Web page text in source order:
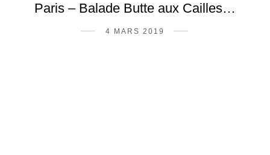
Paris – Balade Butte aux Cailles…
4 MARS 2019